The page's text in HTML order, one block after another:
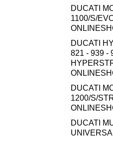
DUCATI
1100/S/
DUCATI
821 - 939 -
DUCATI
1200/S/
DUCATI